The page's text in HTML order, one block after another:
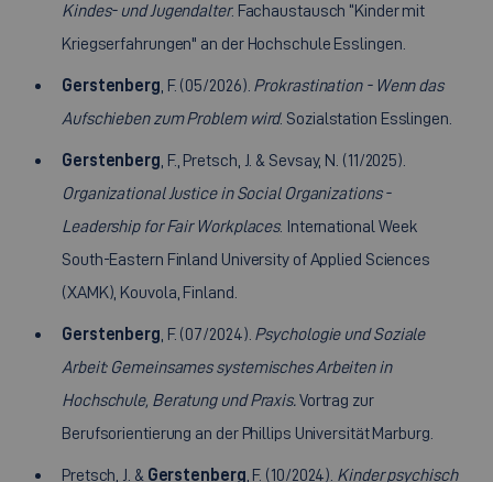
Kindes- und Jugendalter. Fachaustausch “Kinder mit
Kriegserfahrungen" an der Hochschule Esslingen.
Gerstenberg , F. (05/2026). Prokrastination - Wenn das
Aufschieben zum Problem wird. Sozialstation Esslingen.
Gerstenberg , F., Pretsch, J. & Sevsay, N. (11/2025).
Organizational Justice in Social Organizations -
Leadership for Fair Workplaces. International Week
South-Eastern Finland University of Applied Sciences
(XAMK), Kouvola, Finland.
Gerstenberg , F. (07/2024). Psychologie und Soziale
Arbeit: Gemeinsames systemisches Arbeiten in
Hochschule, Beratung und Praxis.Vortrag zur
Berufsorientierung an der Phillips Universität Marburg.
Pretsch, J. & Gerstenberg , F. (10/2024). Kinder psychisch